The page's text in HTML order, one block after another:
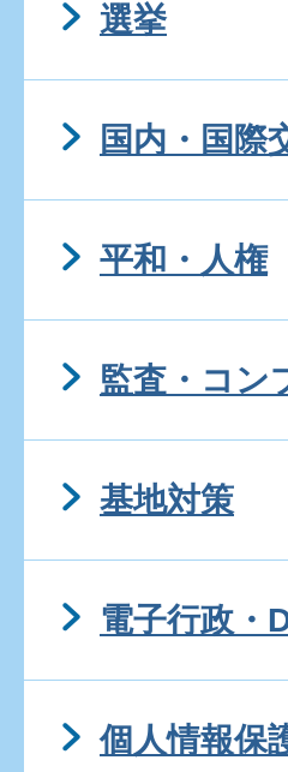
選挙
国内・国際
平和・人権
監査・コン
基地対策
電子行政・
個人情報保